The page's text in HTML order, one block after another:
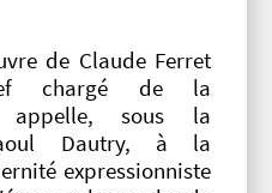
de Claude Ferret
chargé de la
appelle, sous la
Dautry, à la
expressionniste